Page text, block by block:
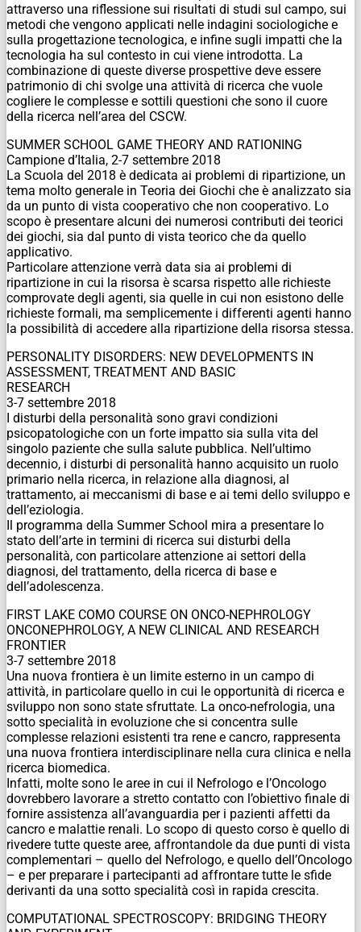
attraverso una riflessione sui risultati di studi sul campo, sui
metodi che vengono applicati nelle indagini sociologiche e
sulla progettazione tecnologica, e infine sugli impatti che la
tecnologia ha sul contesto in cui viene introdotta. La
combinazione di queste diverse prospettive deve essere
patrimonio di chi svolge una attività di ricerca che vuole
cogliere le complesse e sottili questioni che sono il cuore
della ricerca nell’area del CSCW.
SUMMER SCHOOL GAME THEORY AND RATIONING
Campione d’Italia, 2-7 settembre 2018
La Scuola del 2018 è dedicata ai problemi di ripartizione, un
tema molto generale in Teoria dei Giochi che è analizzato sia
da un punto di vista cooperativo che non cooperativo. Lo
scopo è presentare alcuni dei numerosi contributi dei teorici
dei giochi, sia dal punto di vista teorico che da quello
applicativo.
Particolare attenzione verrà data sia ai problemi di
ripartizione in cui la risorsa è scarsa rispetto alle richieste
comprovate degli agenti, sia quelle in cui non esistono delle
richieste formali, ma semplicemente i differenti agenti hanno
la possibilità di accedere alla ripartizione della risorsa stessa.
PERSONALITY DISORDERS: NEW DEVELOPMENTS IN
ASSESSMENT, TREATMENT AND BASIC
RESEARCH
3-7 settembre 2018
I disturbi della personalità sono gravi condizioni
psicopatologiche con un forte impatto sia sulla vita del
singolo paziente che sulla salute pubblica. Nell’ultimo
decennio, i disturbi di personalità hanno acquisito un ruolo
primario nella ricerca, in relazione alla diagnosi, al
trattamento, ai meccanismi di base e ai temi dello sviluppo e
dell’eziologia.
Il programma della Summer School mira a presentare lo
stato dell’arte in termini di ricerca sui disturbi della
personalità, con particolare attenzione ai settori della
diagnosi, del trattamento, della ricerca di base e
dell’adolescenza.
FIRST LAKE COMO COURSE ON ONCO-NEPHROLOGY
ONCONEPHROLOGY, A NEW CLINICAL AND RESEARCH
FRONTIER
3-7 settembre 2018
Una nuova frontiera è un limite esterno in un campo di
attività, in particolare quello in cui le opportunità di ricerca e
sviluppo non sono state sfruttate. La onco-nefrologia, una
sotto specialità in evoluzione che si concentra sulle
complesse relazioni esistenti tra rene e cancro, rappresenta
una nuova frontiera interdisciplinare nella cura clinica e nella
ricerca biomedica.
Infatti, molte sono le aree in cui il Nefrologo e l’Oncologo
dovrebbero lavorare a stretto contatto con l’obiettivo finale di
fornire assistenza all’avanguardia per i pazienti affetti da
cancro e malattie renali. Lo scopo di questo corso è quello di
rivedere tutte queste aree, affrontandole da due punti di vista
complementari – quello del Nefrologo, e quello dell’Oncologo
– e per preparare i partecipanti ad affrontare tutte le sfide
derivanti da una sotto specialità così in rapida crescita.
COMPUTATIONAL SPECTROSCOPY: BRIDGING THEORY